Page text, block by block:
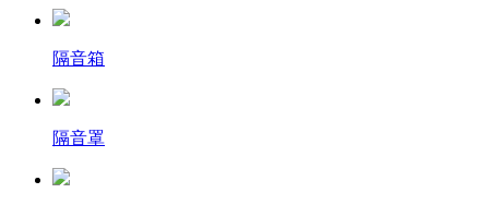
隔音箱
隔音罩